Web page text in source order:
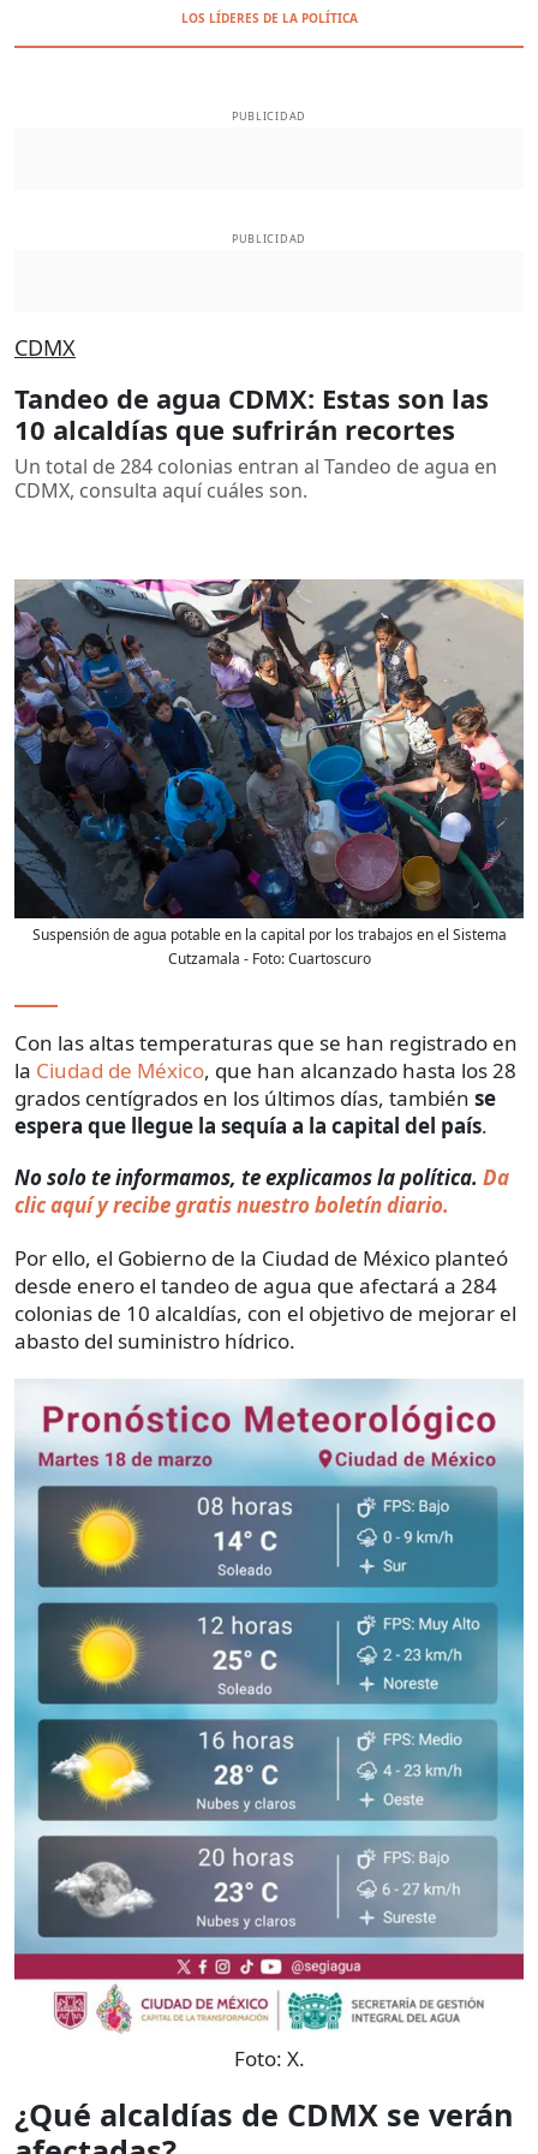
LOS LÍDERES DE LA POLÍTICA
PUBLICIDAD
PUBLICIDAD
CDMX
Tandeo de agua CDMX: Estas son las
10 alcaldías que sufrirán recortes
Un total de 284 colonias entran al Tandeo de agua en
CDMX, consulta aquí cuáles son.
Suspensión de agua potable en la capital por los trabajos en el Sistema
Cutzamala - Foto:Cuartoscuro
Con las altas temperaturas que se han registrado en
la Ciudad de México, que han alcanzado hasta los 28
grados centígrados en los últimos días, también se
espera que llegue la sequía a la capital del país.
No solo te informamos, te explicamos la política. Da
clic aquí y recibe gratis nuestro boletín diario.
Por ello, el Gobierno de la Ciudad de México planteó
desde enero el tandeo de agua que afectará a 284
colonias de 10 alcaldías, con el objetivo de mejorar el
abasto del suministro hídrico.
Foto: X.
¿Qué alcaldías de CDMX se verán